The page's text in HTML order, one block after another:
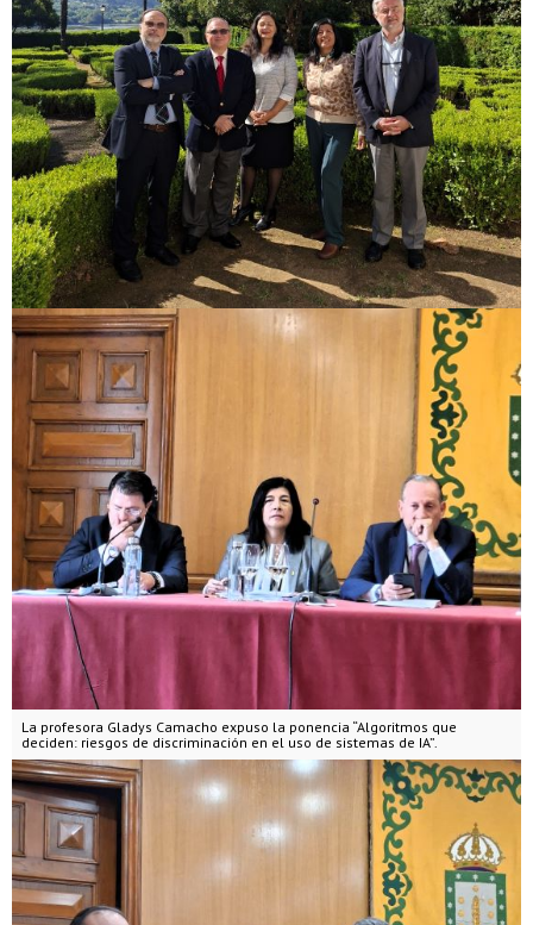
La profesora Gladys Camacho expuso la ponencia “Algoritmos que
deciden: riesgos de discriminación en el uso de sistemas de IA”.